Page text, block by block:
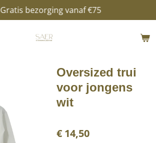
Gratis bezorging vanaf €75
Oversized trui
voor jongens
wit
€ 14,50